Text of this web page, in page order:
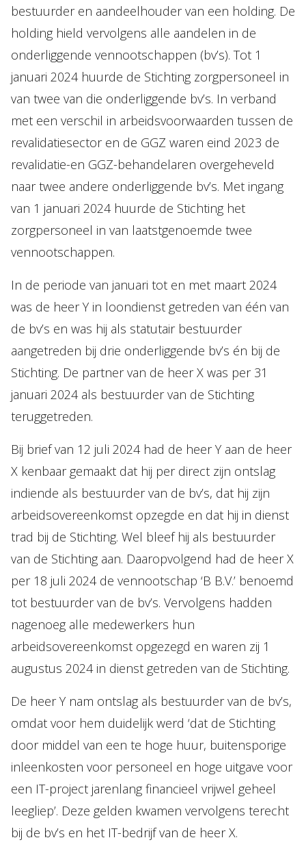
bestuurder en aandeelhouder van een holding. De
holding hield vervolgens alle aandelen in de
onderliggende vennootschappen (bv’s). Tot 1
januari 2024 huurde de Stichting zorgpersoneel in
van twee van die onderliggende bv’s. In verband
met een verschil in arbeidsvoorwaarden tussen de
revalidatiesector en de GGZ waren eind 2023 de
revalidatie-en GGZ-behandelaren overgeheveld
naar twee andere onderliggende bv’s. Met ingang
van 1 januari 2024 huurde de Stichting het
zorgpersoneel in van laatstgenoemde twee
vennootschappen.
In de periode van januari tot en met maart 2024
was de heer Y in loondienst getreden van één van
de bv’s en was hij als statutair bestuurder
aangetreden bij drie onderliggende bv’s én bij de
Stichting. De partner van de heer X was per 31
januari 2024 als bestuurder van de Stichting
teruggetreden.
Bij brief van 12 juli 2024 had de heer Y aan de heer
X kenbaar gemaakt dat hij per direct zijn ontslag
indiende als bestuurder van de bv’s, dat hij zijn
arbeidsovereenkomst opzegde en dat hij in dienst
trad bij de Stichting. Wel bleef hij als bestuurder
van de Stichting aan. Daaropvolgend had de heer X
per 18 juli 2024 de vennootschap ‘B B.V.’ benoemd
tot bestuurder van de bv’s. Vervolgens hadden
nagenoeg alle medewerkers hun
arbeidsovereenkomst opgezegd en waren zij 1
augustus 2024 in dienst getreden van de Stichting.
De heer Y nam ontslag als bestuurder van de bv’s,
omdat voor hem duidelijk werd ‘dat de Stichting
door middel van een te hoge huur, buitensporige
inleenkosten voor personeel en hoge uitgave voor
een IT-project jarenlang financieel vrijwel geheel
leegliep’. Deze gelden kwamen vervolgens terecht
bij de bv’s en het IT-bedrijf van de heer X.